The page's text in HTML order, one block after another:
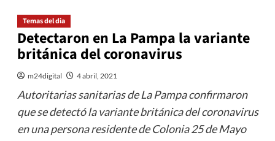
Temas del dia
Detectaron en La Pampa la variante
británica del coronavirus
m24digital 4 abril, 2021
Autoritarias sanitarias de La Pampa confirmaron
que se detectó la variante británica del coronavirus
en una persona residente de Colonia 25 de Mayo